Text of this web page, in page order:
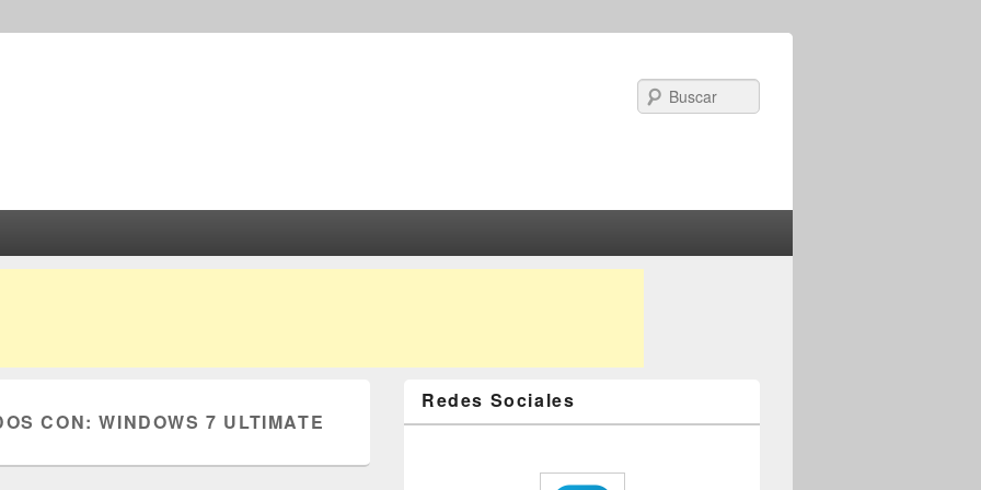
CON:WINDOWS 7 ULTIMATE
Redes Sociales